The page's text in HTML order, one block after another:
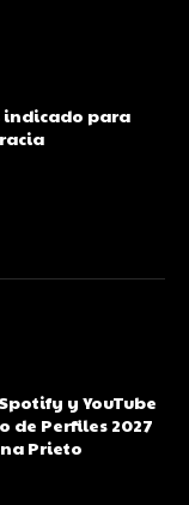
indicado para
y YouTube
de Perfiles 2027
Prieto